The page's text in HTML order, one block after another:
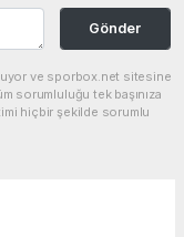
Gönder
ve sporbox.net sitesine
sorumluluğu tek başınıza
hiçbir şekilde sorumlu